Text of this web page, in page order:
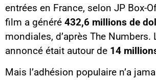
entrées en France, selon JP Box-
film a généré 432,6 millions de
mondiales, d’après The Numbers.
annoncé était autour de 14
Mais l’adhésion populaire n’a